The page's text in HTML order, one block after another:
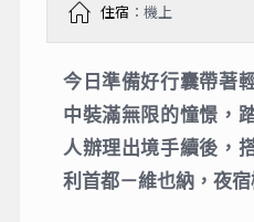
住宿 ：機上
今日準備好行囊帶著
中裝滿無限的憧憬，
人辦理出境手續後，
利首都－維也納，夜宿